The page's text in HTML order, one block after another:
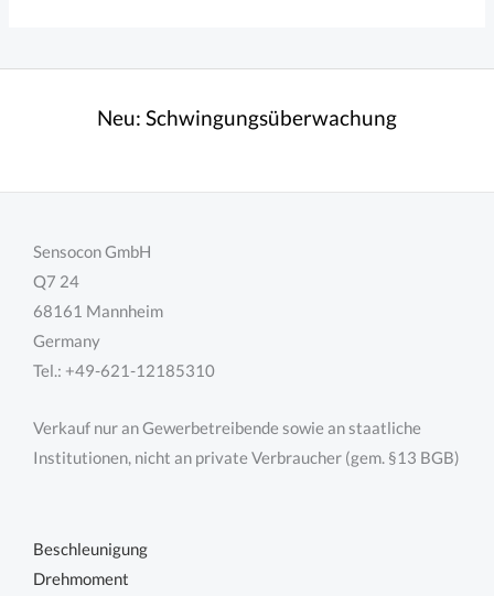
Neu: Schwingungsüberwachung
Sensocon GmbH
Q7 24
68161 Mannheim
Germany
Tel.: +49-621-12185310
Verkauf nur an Gewerbetreibende sowie an staatliche
Institutionen, nicht an private Verbraucher (gem. §13 BGB)
Beschleunigung
Drehmoment